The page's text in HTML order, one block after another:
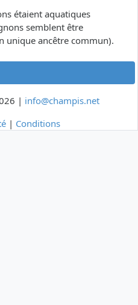
étaient aquatiques
semblent être
unique ancêtre commun).
| info@champis.net
| Conditions